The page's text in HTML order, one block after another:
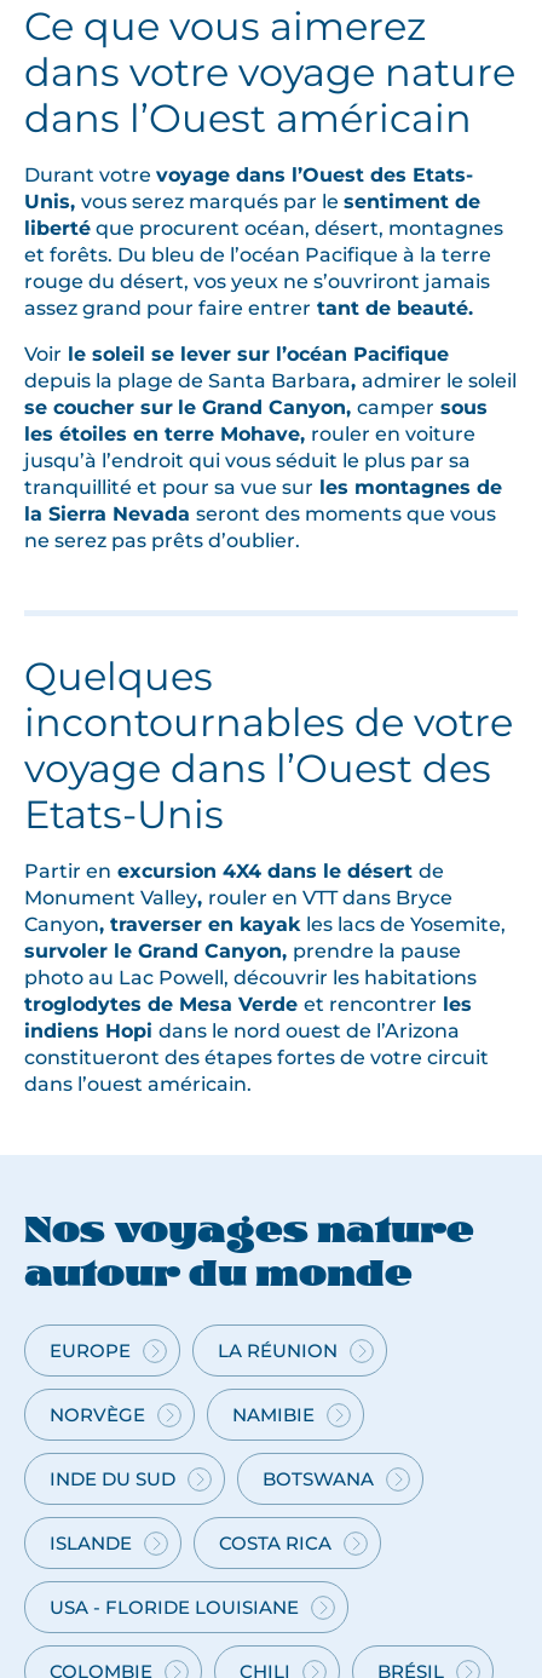
Ce que vous aimerez
dans votre voyage nature
dans l’Ouest américain
Durant votre voyage dans l’Ouest des Etats-
Unis, vous serez marqués par le sentiment de
liberté que procurent océan, désert, montagnes
et forêts. Du bleu de l’océan Pacifique à la terre
rouge du désert, vos yeux ne s’ouvriront jamais
assez grand pour faire entrer tant de beauté.
Voir le soleil se lever sur l’océan Pacifique
depuis la plage de Santa Barbara, admirer le soleil
se coucher sur le Grand Canyon, camper sous
les étoiles en terre Mohave, rouler en voiture
jusqu’à l’endroit qui vous séduit le plus par sa
tranquillité et pour sa vue sur les montagnes de
la Sierra Nevada seront des moments que vous
ne serez pas prêts d’oublier.
Quelques
incontournables de votre
voyage dans l’Ouest des
Etats-Unis
Partir en excursion 4X4 dans le désert de
Monument Valley, rouler en VTT dans Bryce
Canyon, traverser en kayak les lacs de Yosemite,
survoler le Grand Canyon, prendre la pause
photo au Lac Powell, découvrir les habitations
troglodytes de Mesa Verde et rencontrer les
indiens Hopi dans le nord ouest de l’Arizona
constitueront des étapes fortes de votre circuit
dans l’ouest américain.
Nos voyages nature
autour du monde
VOYAGE
NATURE
EN
EUROPE
EUROPE
VOYAGE
NATURE
À
LA
LA RÉUNION
VOYAGE
NATURE
EN
NORVÈGE
NORVÈGE
VOYAGE
NATURE
EN
NAMIBIE
NAMIBIE
VOYAGE
NATURE
EN
INDE
SUD
INDE DU SUD
VOYAGE
NATURE
AU
BOTSWANA
BOTSWANA
VOYAGE
NATURE
EN
ISLANDE
ISLANDE
VOYAGE
NATURE
AU
COSTA
RICA
COSTA RICA
VOYAGE
NATURE
EN
USA - FLORIDE LOUISIANE
COLOMBIE CHILI BRÉSIL